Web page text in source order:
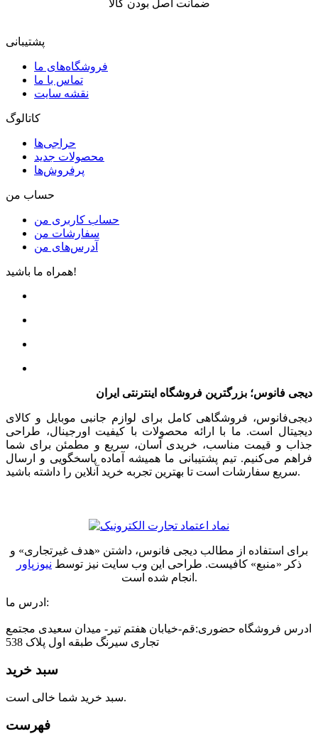
ضمانت اصل بودن کالا
پشتیبانی
فروشگاه‌های ما
تماس با ما
نقشه سایت
کاتالوگ
حراجی‌ها
محصولات جدید
پرفروش‌ها
حساب من
حساب کاربری من
سفارشات من
آدرس‌های من
همراه ما باشید!
دیجی فانوس؛ بزرگترین فروشگاه اینترنتی ایران
دیجی‌فانوس، فروشگاهی کامل برای لوازم جانبی موبایل و کالای
دیجیتال است. ما با ارائه محصولات با کیفیت اورجینال، طراحی
جذاب و قیمت مناسب، خریدی آسان، سریع و مطمئن برای شما
فراهم می‌کنیم. تیم پشتیبانی ما همیشه آماده پاسخگویی و ارسال
سریع سفارشات است تا بهترین تجربه خرید آنلاین را داشته باشید.
برای استفاده از مطالب دیجی فانوس، داشتن «هدف غیرتجاری» و
ذکر «منبع» کافیست. طراحی این وب سایت نیز توسط نیوزپاور
انجام شده است.
ادرس ما:
ادرس فروشگاه حضوری:قم-خیابان هفتم تیر- میدان سعیدی مجتمع
تجاری سیرنگ طبقه اول پلاک 538
سبد خرید
سبد خرید شما خالی است.
فهرست